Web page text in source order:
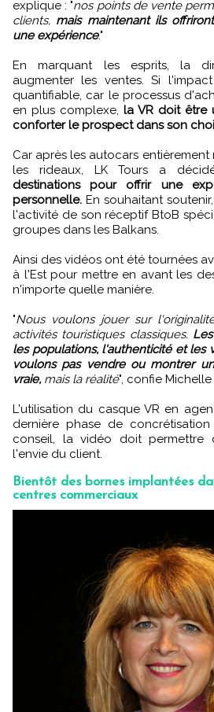
explique : "nos points de vente
clients, mais maintenant ils
une expérience."
En marquant les esprits, la
augmenter les ventes. Si
quantifiable, car le processus
en plus complexe, la VR doit être
conforter le prospect dans son
Car après les autocars
les rideaux, LK Tours a
destinations pour offrir une
personnelle. En souhaitant
l'activité de son réceptif BtoB
groupes dans les Balkans.
Ainsi des vidéos ont été tournées
à l'Est pour mettre en avant les
n'importe quelle manière.
"Nous voulons jouer sur
activités touristiques classiques.
les populations, l'authenticité et les
voulons pas vendre ou montrer
vraie,mais la réalité", confie
L'utilisation du casque VR en
dernière phase de
conseil, la vidéo doit permettre
l'envie du client.
Bientôt des bornes implantées
centres commerciaux